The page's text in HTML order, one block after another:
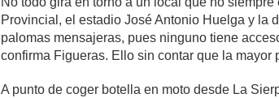
Provincial, el estadio José Antonio Huelga y la
palomas mensajeras, pues ninguno tiene
confirma Figueras. Ello sin contar que la mayor
A punto de coger botella en moto desde La